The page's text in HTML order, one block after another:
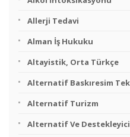
Allerji Tedavi
Alman İş Hukuku
Altayistik, Orta Türkçe
Alternatif Baskıresim
Alternatif Turizm
Alternatif Ve